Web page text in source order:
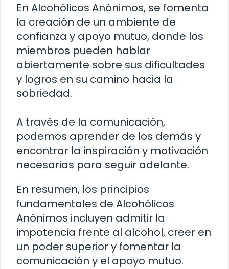
En Alcohólicos Anónimos, se fomenta
la creación de un ambiente de
confianza y apoyo mutuo, donde los
miembros pueden hablar
abiertamente sobre sus dificultades
y logros en su camino hacia la
sobriedad.
A través de la comunicación,
podemos aprender de los demás y
encontrar la inspiración y motivación
necesarias para seguir adelante.
En resumen, los principios
fundamentales de Alcohólicos
Anónimos incluyen admitir la
impotencia frente al alcohol, creer en
un poder superior y fomentar la
comunicación y el apoyo mutuo.